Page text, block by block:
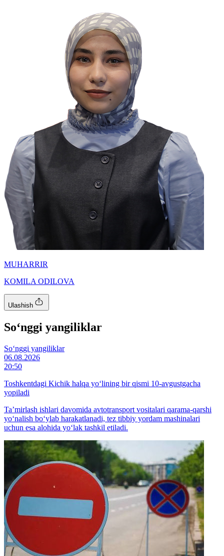
MUHARRIR
KOMILA ODILOVA
Ulashish
So‘nggi yangiliklar
So‘nggi yangiliklar
06.08.2026
20:50
Toshkentdagi Kichik halqa yo‘lining bir qismi 10-avgustgacha
yopiladi
Ta’mirlash ishlari davomida avtotransport vositalari qarama-qarshi
yo‘nalish bo‘ylab harakatlanadi, tez tibbiy yordam mashinalari
uchun esa alohida yo‘lak tashkil etiladi.